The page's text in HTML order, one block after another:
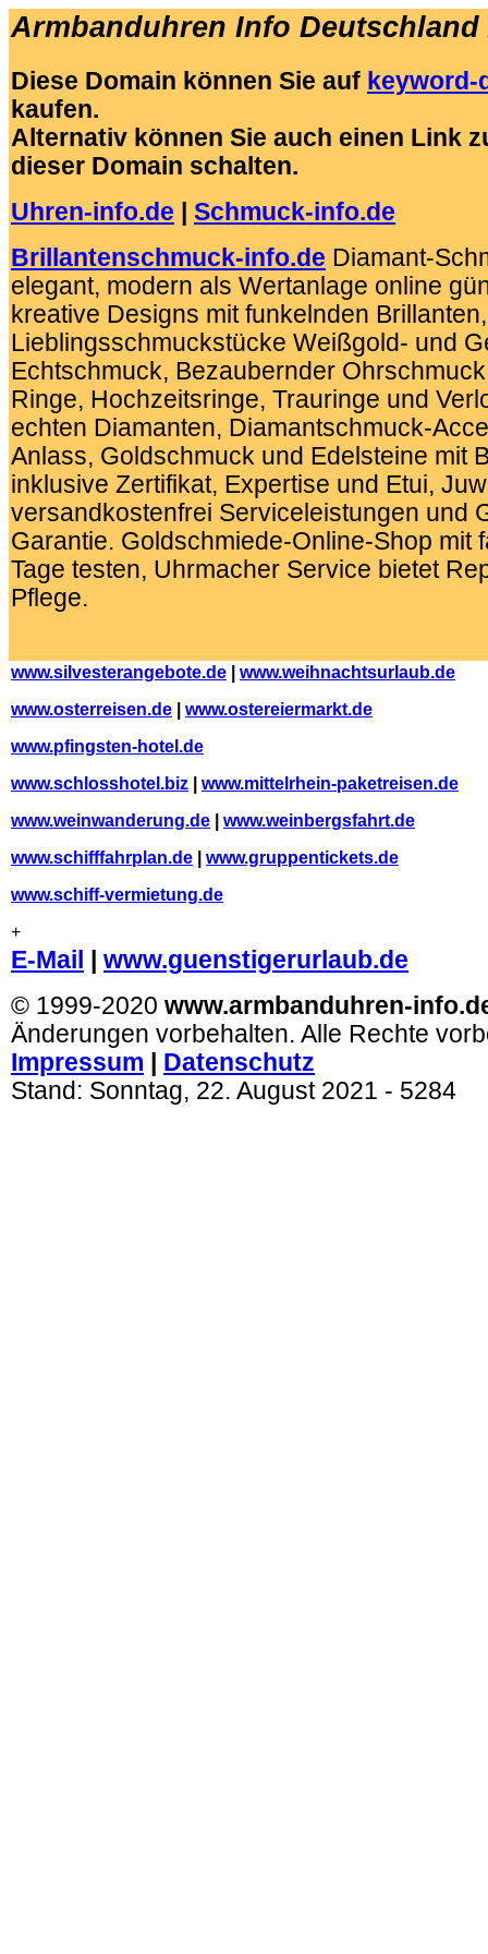
Armbanduhren Info Deutschland
Diese Domain können Sie auf keyword-
kaufen.
Alternativ können Sie auch einen Link
dieser Domain schalten.
Uhren-info.de
Schmuck-info.de
Brillantenschmuck-info.de Diamant-
elegant, modern als Wertanlage online
kreative Designs mit funkelnden Brillanten,
Lieblingsschmuckstücke Weißgold- und
Echtschmuck, ‎Bezaubernder
Ringe, Hochzeitsringe, ‎Trauringe und
echten Diamanten, Diamantschmuck-
Anlass, Goldschmuck und Edelsteine mit
inklusive Zertifikat, Expertise und Etui,
versandkostenfrei Serviceleistungen und
Garantie. Goldschmiede-Online-Shop mit
Tage testen, Uhrmacher Service bietet
Pflege.
www.silvesterangebote.de
www.weihnachtsurlaub.de
www.osterreisen.de
www.ostereiermarkt.de
www.pfingsten-hotel.de
www.schlosshotel.biz
www.mittelrhein-paketreisen.de
www.weinwanderung.de
www.weinbergsfahrt.de
www.schifffahrplan.de
www.gruppentickets.de
www.schiff-vermietung.de
+
E-Mail
www.guenstigerurlaub.de
© 1999-2020 www.armbanduhren-
Änderungen vorbehalten. Alle Rechte
Impressum
Datenschutz
Stand: Sonntag, 22. August 2021 - 5284